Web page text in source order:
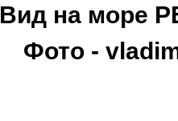
Вид на море
Фото -